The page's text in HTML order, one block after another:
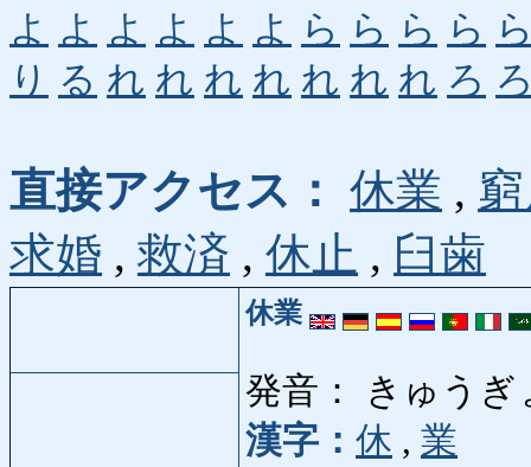
よ よ よ よ よ よ ら ら ら ら
り る れ れ れ れ れ れ れ ろ
直接アクセス： 休業 ,
求婚 , 救済 , 休止 , 臼歯
休業
発音： きゅうぎ
漢字： 休 , 業